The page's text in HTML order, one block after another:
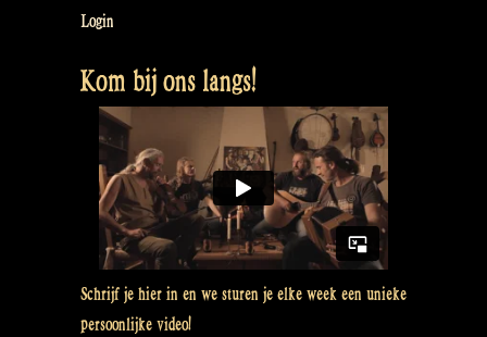
Login
Kom bij ons langs!
Schrijf je hier in en we sturen je elke week een unieke
persoonlijke video!